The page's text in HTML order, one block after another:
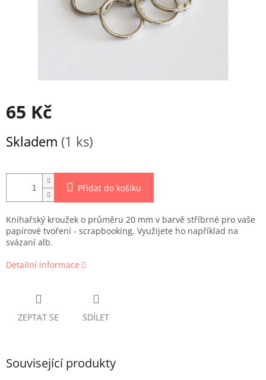
65 Kč
cena:
Skladem (1 ks)
Přidat do košíku
Knihařský kroužek o průměru 20 mm v barvě stříbrné pro vaše
papírové tvoření - scrapbooking, Využijete ho například na
svázaní alb.
Detailní informace
ZEPTAT SE SDÍLET
Související produkty